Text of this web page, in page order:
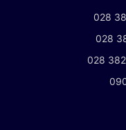
028
028
028